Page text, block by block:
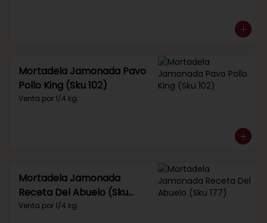
Mortadela Jamonada Pavo
Pollo King (Sku 102)
Venta por 1/4 kg.
Mortadela Jamonada
Receta Del Abuelo (Sku
177)
Venta por 1/4 kg.